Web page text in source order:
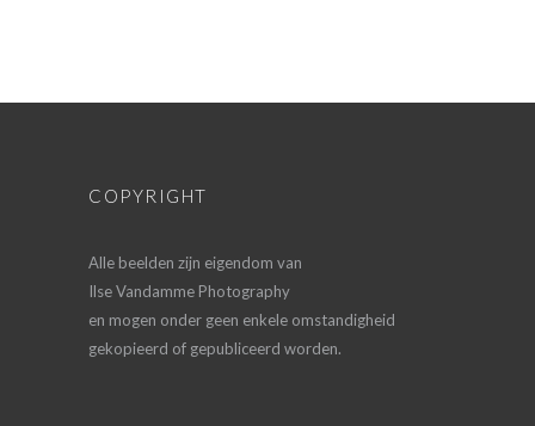
COPYRIGHT
Alle beelden zijn eigendom van
Ilse Vandamme Photography
en mogen onder geen enkele omstandigheid
gekopieerd of gepubliceerd worden.